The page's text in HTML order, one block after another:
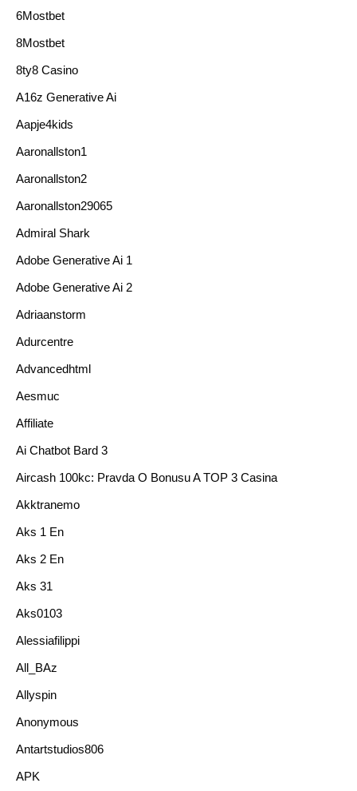
6Mostbet
8Mostbet
8ty8 Casino
A16z Generative Ai
Aapje4kids
Aaronallston1
Aaronallston2
Aaronallston29065
Admiral Shark
Adobe Generative Ai 1
Adobe Generative Ai 2
Adriaanstorm
Adurcentre
Advancedhtml
Aesmuc
Affiliate
Ai Chatbot Bard 3
Aircash 100kc: Pravda O Bonusu A TOP 3 Casina
Akktranemo
Aks 1 En
Aks 2 En
Aks 31
Aks0103
Alessiafilippi
All_BAz
Allyspin
Anonymous
Antartstudios806
APK